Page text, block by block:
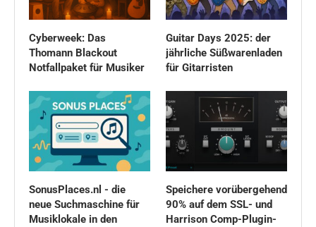
Cyberweek: Das
Thomann Blackout
Notfallpaket für Musiker
Guitar Days 2025: der
jährliche Süßwarenladen
für Gitarristen
SonusPlaces.nl - die
neue Suchmaschine für
Musiklokale in den
Speichere vorübergehend
90% auf dem SSL- und
Harrison Comp-Plugin-